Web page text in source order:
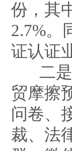
份，其
2.7%。
证认证
二是
贸摩擦
问卷、
裁、法